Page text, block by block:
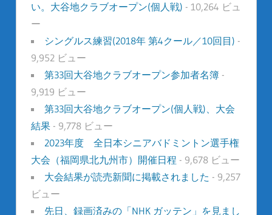
い。大谷地クラブオープン(個人戦) - 10,264 ビュ
ー
シングルス練習(2018年 第4クール／10回目) -
9,952 ビュー
第33回大谷地クラブオープン参加者名簿-
9,919 ビュー
第33回大谷地クラブオープン(個人戦)、大会
結果- 9,778 ビュー
2023年度 全日本シニアバドミントン選手権
大会（福岡県北九州市）開催日程 - 9,678 ビュー
大会結果が読売新聞に掲載されました - 9,257
ビュー
先日、録画済みの「NHK ガッテン」を見まし